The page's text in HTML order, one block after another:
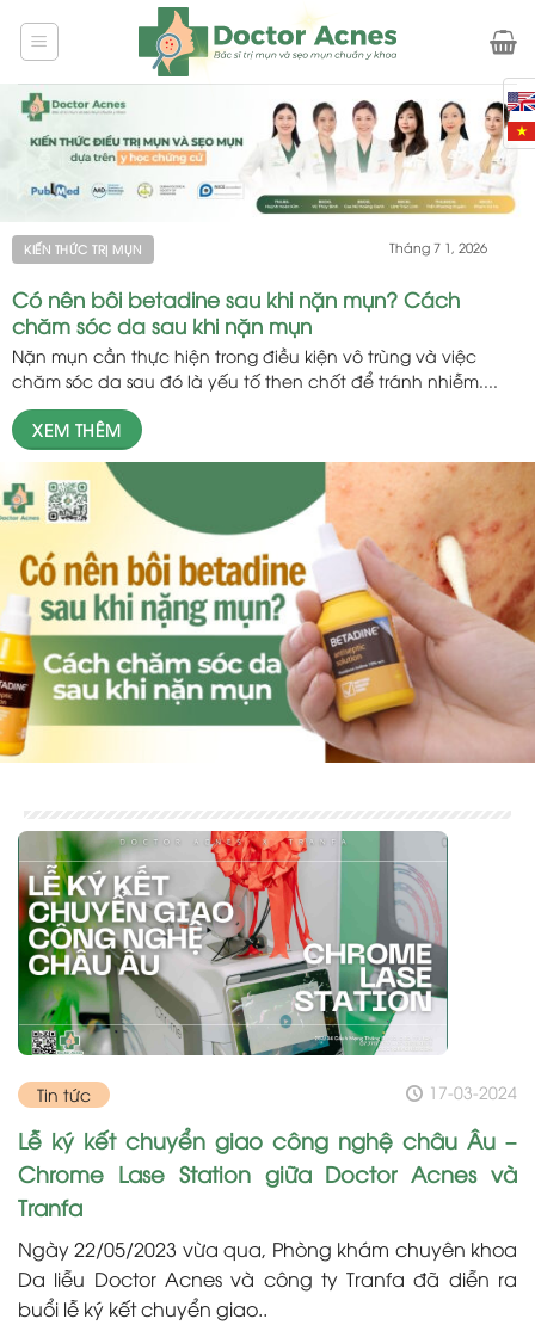
KIẾN THỨC TRỊ MỤN
Có nên bôi betadine sau khi nặn mụn? Cách
chăm sóc da sau khi nặn mụn
Tháng 7 1, 2026
Nặn mụn cần thực hiện trong điều kiện vô trùng và việc
chăm sóc da sau đó là yếu tố then chốt để tránh nhiễm....
XEM THÊM
Tin tức 17-03-2024
Lễ ký kết chuyển giao công nghệ châu Âu –
Chrome Lase Station giữa Doctor Acnes và
Tranfa
Ngày 22/05/2023 vừa qua, Phòng khám chuyên khoa
Da liễu Doctor Acnes và công ty Tranfa đã diễn ra
buổi lễ ký kết chuyển giao..